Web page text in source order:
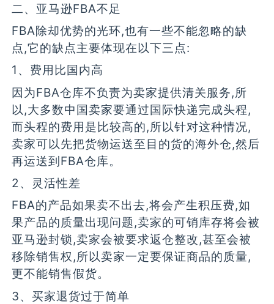
二、亚马逊FBA不足
FBA除却优势的光环,也有一些不能忽略的缺
点,它的缺点主要体现在以下三点:
1、费用比国内高
因为FBA仓库不负责为卖家提供清关服务,所
以,大多数中国卖家要通过国际快递完成头程,
而头程的费用是比较高的,所以针对这种情况,
卖家可以先把货物运送至目的货的海外仓,然后
再运送到FBA仓库。
2、灵活性差
FBA的产品如果卖不出去,将会产生积压费,如
果产品的质量出现问题,卖家的可销库存将会被
亚马逊封锁,卖家会被要求返仓整改,甚至会被
移除销售权,所以卖家一定要保证商品的质量,
更不能销售假货。
3、买家退货过于简单